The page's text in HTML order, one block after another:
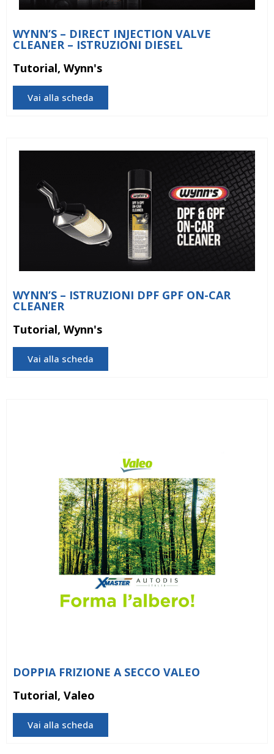
WYNN’S – DIRECT INJECTION VALVE
CLEANER – ISTRUZIONI DIESEL
Tutorial, Wynn's
Vai alla scheda
WYNN’S – ISTRUZIONI DPF GPF ON-CAR
CLEANER
Tutorial, Wynn's
Vai alla scheda
DOPPIA FRIZIONE A SECCO VALEO
Tutorial, Valeo
Vai alla scheda